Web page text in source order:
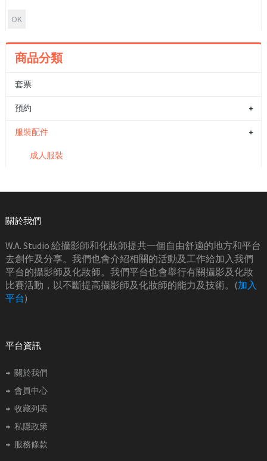
商品分類
套票
預約
服裝配件
成人服裝
關於我們
W.A. Studio 給攝影師和化妝師提共一個自由舒適的地方和平台
去創作及分享。我們也會介紹相關的活動及工作給加入我們
平台的攝影師及化妝師。我們平台也會舉行有關攝影及化妝
比賽活動，以不斷提高攝影師及化妝師的能力及技術。(加入
平台)
平台資訊
關於我們
會員中心
收藏列表
私隱政策
服務條款